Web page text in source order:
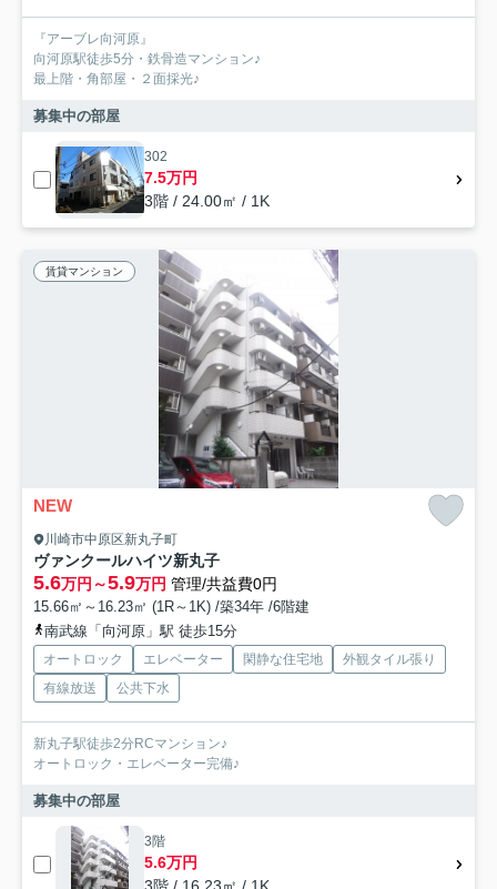
『アーブレ向河原』
向河原駅徒歩5分・鉄骨造マンション♪
最上階・角部屋・２面採光♪
募集中の部屋
302
7.5万円
3階 / 24.00㎡ / 1K
賃貸マンション
NEW
川崎市中原区新丸子町
ヴァンクールハイツ新丸子
5.6万円～5.9万円 管理/共益費0円
15.66㎡～16.23㎡ (1R～1K) /築34年 /6階建
南武線「向河原」駅 徒歩15分
オートロック エレベーター 閑静な住宅地
外観タイル張り
有線放送
公共下水
新丸子駅徒歩2分RCマンション♪
オートロック・エレベーター完備♪
募集中の部屋
3階
5.6万円